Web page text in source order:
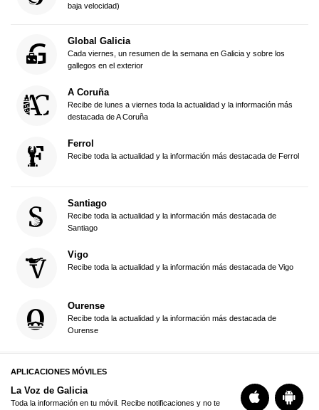
baja velocidad)
Global Galicia
Cada viernes, un resumen de la semana en Galicia y sobre los
gallegos en el exterior
A Coruña
Recibe de lunes a viernes toda la actualidad y la información más
destacada de A Coruña
Ferrol
Recibe toda la actualidad y la información más destacada de Ferrol
Santiago
Recibe toda la actualidad y la información más destacada de
Santiago
Vigo
Recibe toda la actualidad y la información más destacada de Vigo
Ourense
Recibe toda la actualidad y la información más destacada de
Ourense
APLICACIONES MÓVILES
La Voz de Galicia
Toda la información en tu móvil. Recibe notificaciones y no te